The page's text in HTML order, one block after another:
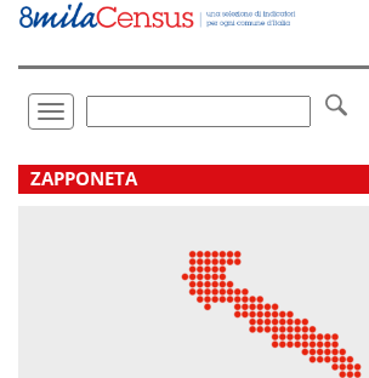
Vai
direttamente
Toggle
navigation
.
ZAPPONETA